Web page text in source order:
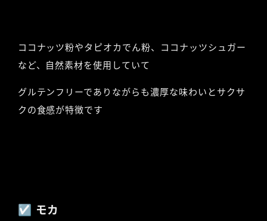
ココナッツ粉やタピオカでん粉、ココナッツシュガー
など、 自然素材を使用していて
グルテンフリーでありながらも濃厚な味わいとサクサ
クの食感が特徴です
☑︎ モカ